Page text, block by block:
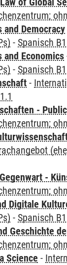
Democracy
- Spanisch
Economics
- Spanisch
-
-
-
Digitale
- Spanisch
Geschichte
Science -